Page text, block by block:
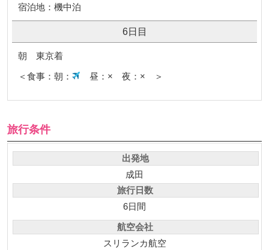
宿泊地：機中泊
6日目
朝 東京着
＜食事：朝：
昼：× 夜：× ＞
旅行条件
出発地
成田
旅行日数
6日間
航空会社
スリランカ航空